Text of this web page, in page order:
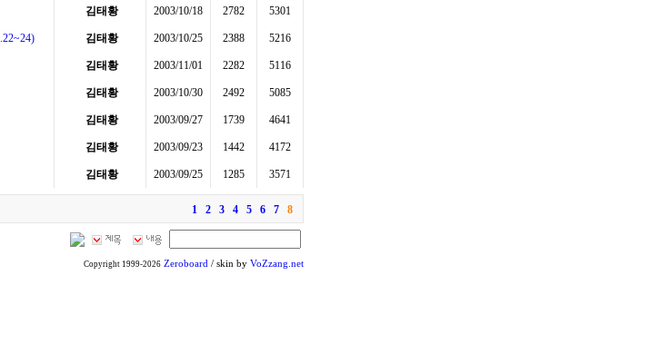
김태황 2003/10/18 2782 5301
김태황 2003/10/25 2388 5216
김태황 2003/11/01 2282 5116
김태황 2003/10/30 2492 5085
김태황 2003/09/27 1739 4641
김태황 2003/09/23 1442 4172
김태황 2003/09/25 1285 3571
1 2 3 4 5 6 7 8
Copyright 1999-2026 Zeroboard / skin by VoZzang.net